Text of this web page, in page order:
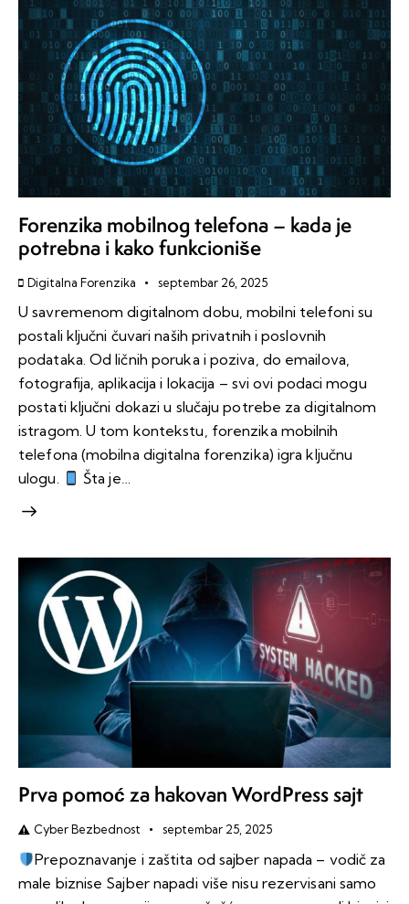
Forenzika mobilnog telefona – kada je
potrebna i kako funkcioniše
Digitalna Forenzika septembar 26, 2025
U savremenom digitalnom dobu, mobilni telefoni su
postali ključni čuvari naših privatnih i poslovnih
podataka. Od ličnih poruka i poziva, do emailova,
fotografija, aplikacija i lokacija – svi ovi podaci mogu
postati ključni dokazi u slučaju potrebe za digitalnom
istragom. U tom kontekstu, forenzika mobilnih
telefona (mobilna digitalna forenzika) igra ključnu
ulogu.
Šta je…
Prva pomoć za hakovan WordPress sajt
Cyber Bezbednost septembar 25, 2025
Prepoznavanje i zaštita od sajber napada – vodič za
male biznise Sajber napadi više nisu rezervisani samo